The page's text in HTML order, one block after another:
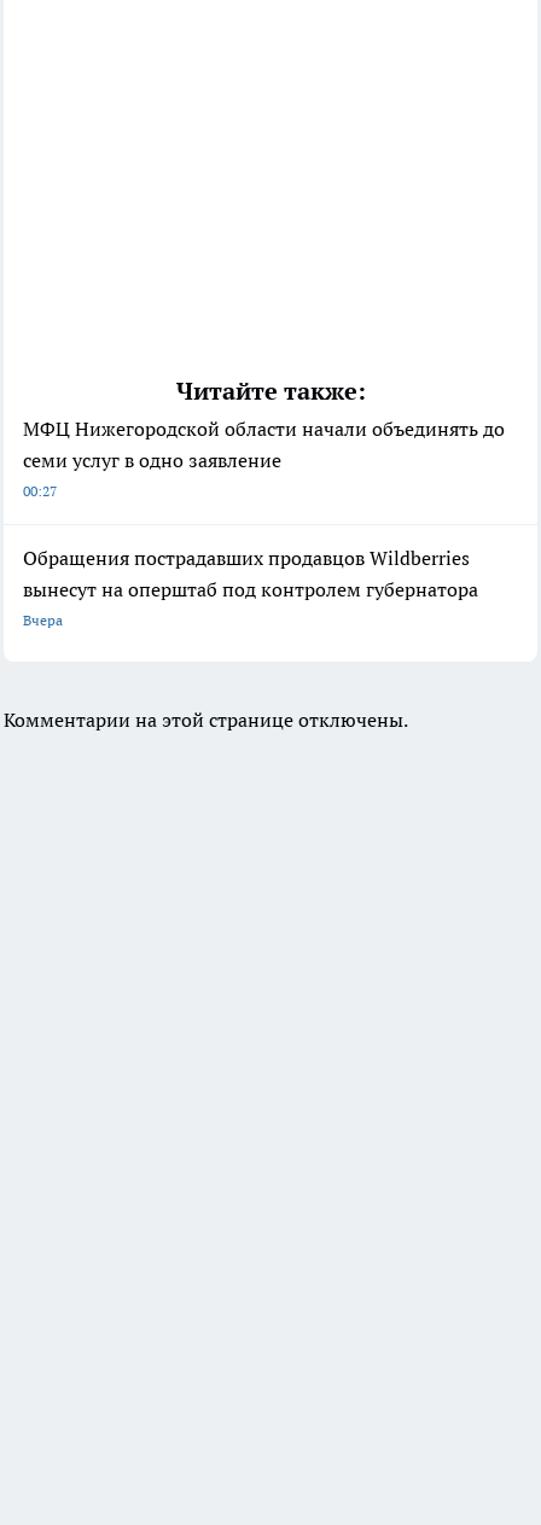
Читайте также:
МФЦ Нижегородской области начали объединять до
семи услуг в одно заявление
00:27
Обращения пострадавших продавцов Wildberries
вынесут на оперштаб под контролем губернатора
Вчера
Комментарии на этой странице отключены.